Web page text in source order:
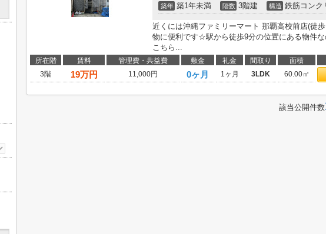
築年 築1年未満 階数 3階建 構造 鉄筋コンク
近くには沖縄ファミリーマート 那覇高校前店(徒
物に便利です☆駅から徒歩9分の位置にある物件
こちら...
所在階 賃料 管理費・共益費 敷金 礼金 間取り 面積
3階
19万円 11,000円 0ヶ月 1ヶ月 3LDK 60.00㎡
該当公開件数